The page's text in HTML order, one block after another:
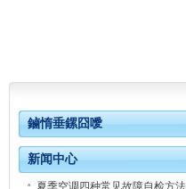
鏀惰垂鏍囧噯
新闻中心
夏季空调四种常见故障自检方法